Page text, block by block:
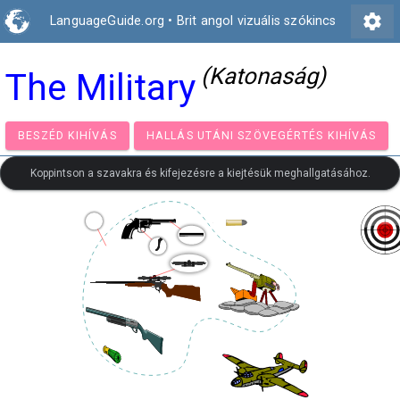
LanguageGuide.org • Brit angol vizuális szókincs settings
The Military (Katonaság)
BESZÉD KIHÍVÁS HALLÁS UTÁNI SZÖVEGÉRTÉS
Koppintson a szavakra és kifejezésre a kiejtésük meghallgatásához.